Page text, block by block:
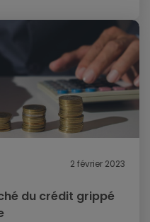
2 février 2023
du crédit grippé